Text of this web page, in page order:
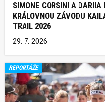
SIMONE CORSINI A
KRÁLOVNOU ZÁVODU
TRAIL 2026
29. 7. 2026
REPORTÁŽE